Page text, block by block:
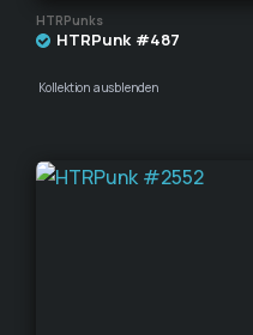
HTRPunks
HTRPunk #487
Kollektion ausblenden